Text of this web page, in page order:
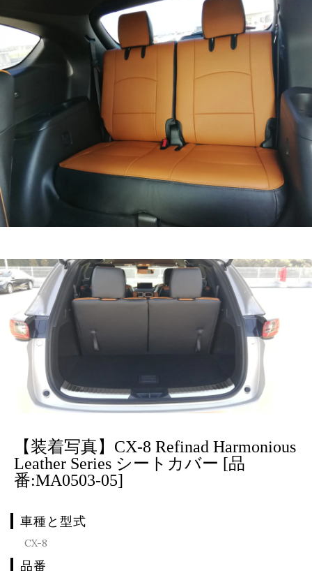
【装着写真】CX-8 Refinad Harmonious
Leather Series シートカバー [品
番:MA0503-05]
車種と型式
CX-8
品番